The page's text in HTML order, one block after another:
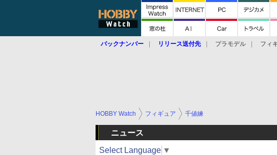
バックナンバー リリース送付先 プラモデル フィ
HOBBY Watch フィギュア 千値練
ニュース
Select Language ▼